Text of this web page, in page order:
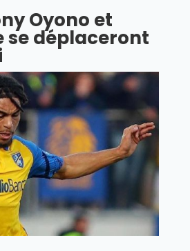
Oyono et
se déplaceront